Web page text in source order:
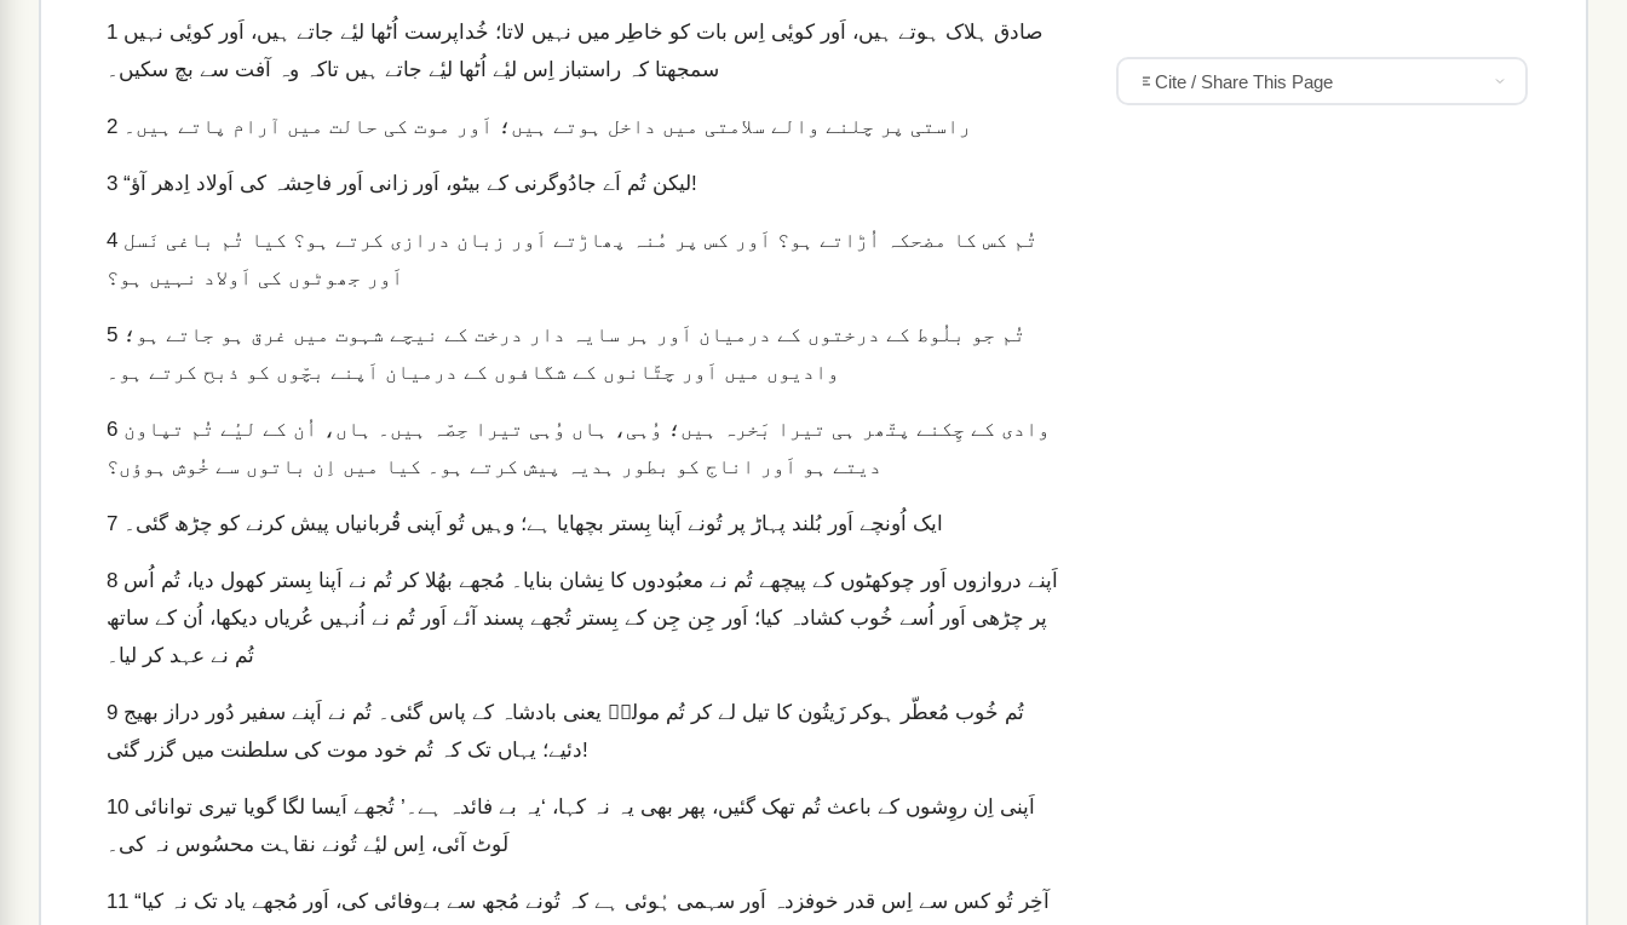
1
سمجھتا کہ راستباز اِس لیٔے اُٹھا لیٔے جاتے ہیں تاکہ وہ آفت سے بچ سکیں۔
2 راستی پر چلنے والے سلامتی میں داخل ہوتے ہیں؛ اَور موت کی حالت میں آرام پاتے ہیں۔
3 “لیکن تُم اَے جادُوگرنی کے بیٹو، اَور زانی اَور فاحِشہ کی اَولاد اِدھر آؤ!
4
اَور جھوٹوں کی اَولاد نہیں ہو؟
5
وادیوں میں اَور چٹّانوں کے شگافوں کے درمیان اَپنے بچّوں کو ذبح کرتے ہو۔
6
دیتے ہو اَور اناج کو بطور ہدیہ پیش کرتے ہو۔ کیا میں اِن باتوں سے خُوش ہوؤں؟
7 ایک اُونچے اَور بُلند پہاڑ پر تُونے اَپنا بِستر بچھایا ہے؛ وہیں تُو اَپنی قُربانیاں پیش کرنے کو چڑھ گئی۔
8
پر چڑھی اَور اُسے خُوب کشادہ کیا؛ اَور جِن جِن کے بِستر تُجھے پسند آئے اَور تُم نے اُنہیں عُریاں دیکھا، اُن کے ساتھ
تُم نے عہد کر لیا۔
9
دئیے؛ یہاں تک کہ تُم خود موت کی سلطنت میں گزر گئی!
10
لَوٹ آئی، اِس لیٔے تُونے نقاہت محسُوس نہ کی۔
11 “آخِر تُو کس سے اِس قدر خوفزدہ اَور سہمی ہُوئی ہے کہ تُونے مُجھ سے بےوفائی کی، اَور مُجھے یاد تک نہ کیا
Cite / Share This Page